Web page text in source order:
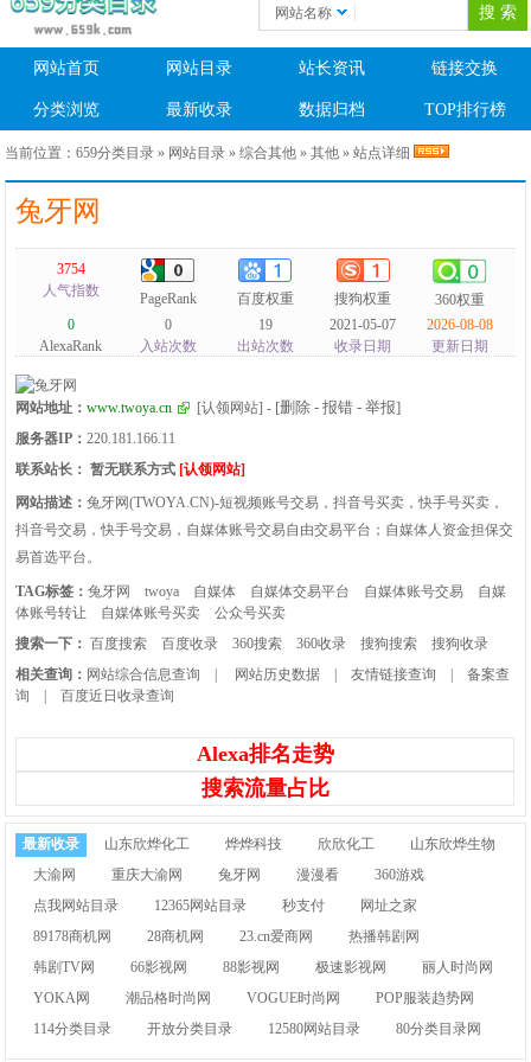
网站名称
网站首页 网站目录 站长资讯 链接交换
分类浏览 最新收录 数据归档 TOP排行榜
当前位置：659分类目录 » 网站目录 »综合其他 »其他 » 站点详细
兔牙网
3754
人气指数
PageRank 百度权重 搜狗权重
360权重
0
AlexaRank
0
入站次数
19
出站次数
2021-05-07
收录日期
2026-08-08
更新日期
网站地址：www.twoya.cn [认领网站] - [删除 - 报错 - 举报]
服务器IP：220.181.166.11
联系站长： 暂无联系方式 [认领网站]
网站描述：兔牙网(TWOYA.CN)-短视频账号交易，抖音号买卖，快手号买卖，
抖音号交易，快手号交易，自媒体账号交易自由交易平台；自媒体人资金担保交
易首选平台。
TAG标签：兔牙网 twoya 自媒体 自媒体交易平台 自媒体账号交易
自媒
体账号转让
自媒体账号买卖
公众号买卖
搜索一下： 百度搜索 百度收录 360搜索 360收录 搜狗搜索
搜狗收录
相关查询： 网站综合信息查询 网站历史数据 |友情链接查询 |备案查
询
|百度近日收录查询
Alexa排名走势
搜索流量占比
最新收录 山东欣烨化工 烨烨科技 欣欣化工
山东欣烨生物
大渝网
重庆大渝网 兔牙网 漫漫看
360游戏
点我网站目录
12365网站目录 秒支付
网址之家
89178商机网
28商机网 23.cn爱商网
热播韩剧网
韩剧TV网
66影视网 88影视网 极速影视网
丽人时尚网
YOKA网
潮品格时尚网 VOGUE时尚网
POP服装趋势网
114分类目录
开放分类目录 12580网站目录 80分类目录网